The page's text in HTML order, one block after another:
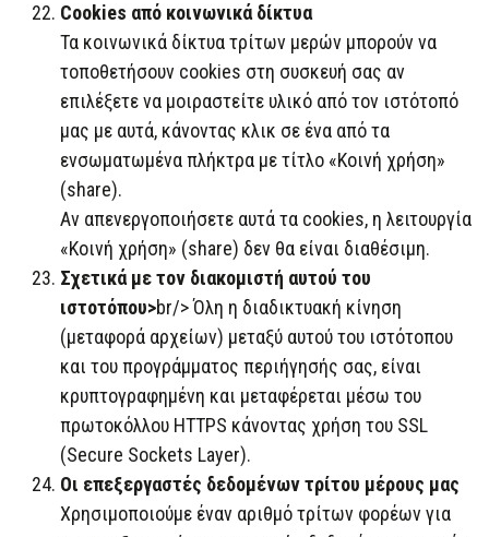
Cookies από κοινωνικά δίκτυα
Τα κοινωνικά δίκτυα τρίτων μερών μπορούν να
τοποθετήσουν cookies στη συσκευή σας αν
επιλέξετε να μοιραστείτε υλικό από τον ιστότοπό
μας με αυτά, κάνοντας κλικ σε ένα από τα
ενσωματωμένα πλήκτρα με τίτλο «Κοινή χρήση»
(share).
Αν απενεργοποιήσετε αυτά τα cookies, η λειτουργία
«Κοινή χρήση» (share) δεν θα είναι διαθέσιμη.
Σχετικά με τον διακομιστή αυτού του
ιστοτόπου>br/> Όλη η διαδικτυακή κίνηση
(μεταφορά αρχείων) μεταξύ αυτού του ιστότοπου
και του προγράμματος περιήγησής σας, είναι
κρυπτογραφημένη και μεταφέρεται μέσω του
πρωτοκόλλου HTTPS κάνοντας χρήση του SSL
(Secure Sockets Layer).
Οι επεξεργαστές δεδομένων τρίτου μέρους μας
Χρησιμοποιούμε έναν αριθμό τρίτων φορέων για